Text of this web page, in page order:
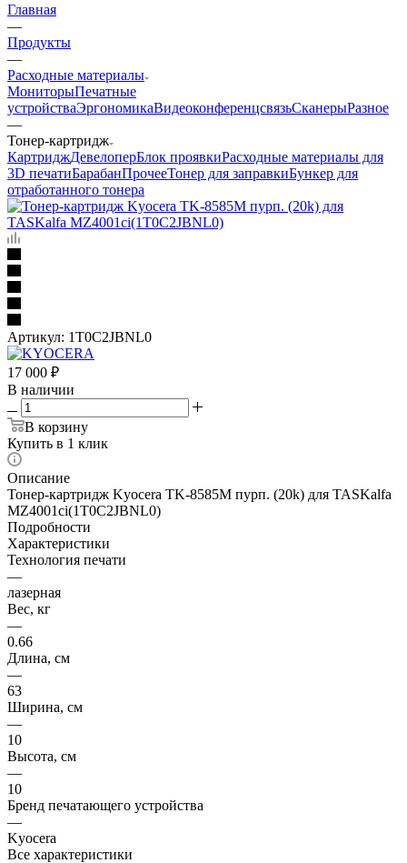
Главная
—
Продукты
—
Расходные материалы
МониторыПечатные
устройстваЭргономикаВидеоконференцсвязьСканерыРазное
—
Тонер-картридж
КартриджДевелоперБлок проявкиРасходные материалы для
3D печатиБарабанПрочееТонер для заправкиБункер для
отработанного тонера
Артикул: 1T0C2JBNL0
17 000 ₽
В наличии
В корзину
Купить в 1 клик
Описание
Тонер-картридж Kyocera TK-8585M пурп. (20k) для TASKalfa
MZ4001ci(1T0C2JBNL0)
Подробности
Характеристики
Технология печати
—
лазерная
Вес, кг
—
0.66
Длина, см
—
63
Ширина, см
—
10
Высота, см
—
10
Бренд печатающего устройства
—
Kyocera
Все характеристики